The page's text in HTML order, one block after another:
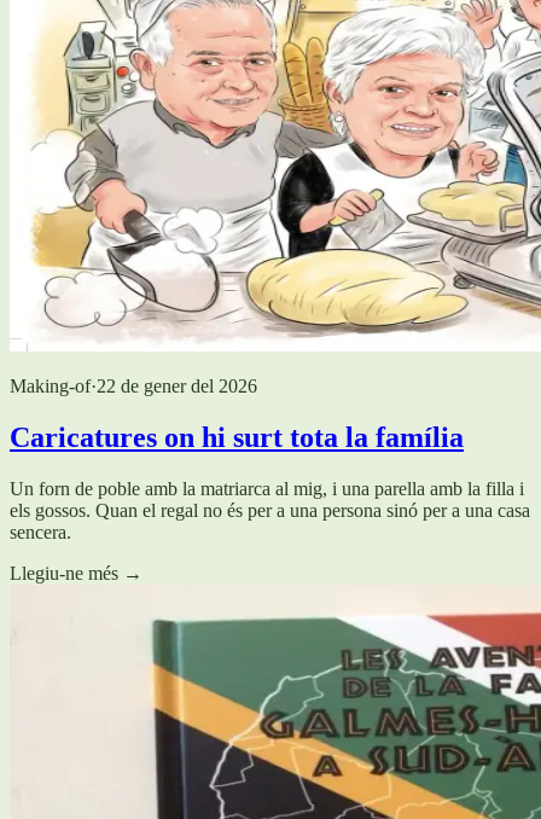
Making-of·22 de gener del 2026
Caricatures on hi surt tota la família
Un forn de poble amb la matriarca al mig, i una parella amb la filla i
els gossos. Quan el regal no és per a una persona sinó per a una casa
sencera.
Llegiu-ne més →